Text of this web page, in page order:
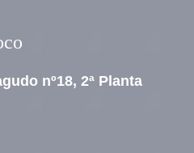
nº18, 2ª Planta